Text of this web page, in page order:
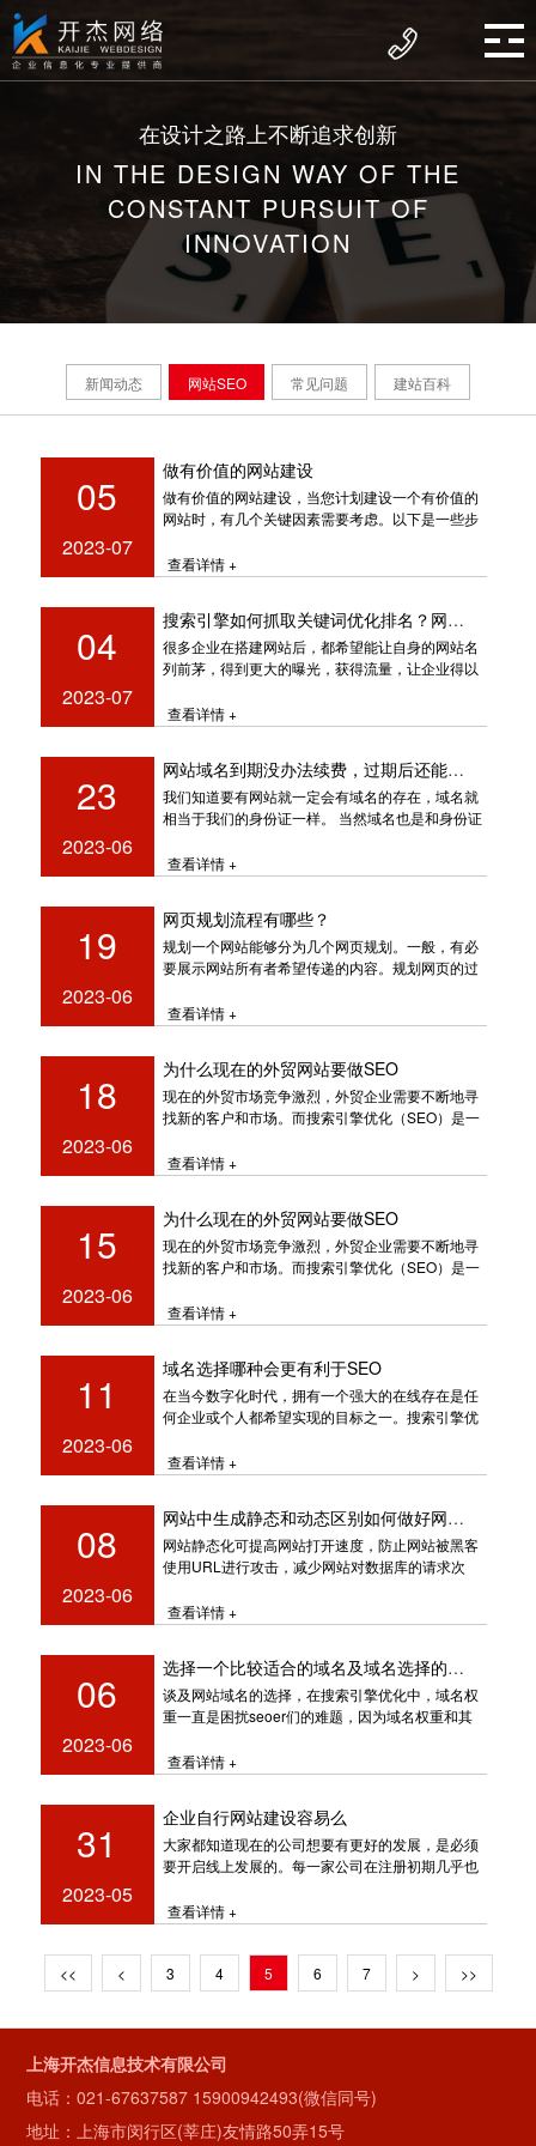
在设计之路上不断追求创新
IN THE DESIGN WAY OF THE
CONSTANT PURSUIT OF
INNOVATION
新闻动态 网站SEO 常见问题 建站百科
05
2023-07
做有价值的网站建设
做有价值的网站建设，当您计划建设一个有价值的
网站时，有几个关键因素需要考虑。以下是一些步
查看详情 +
04
2023-07
搜索引擎如何抓取关键词优化排名？网站如何设置关键词
很多企业在搭建网站后，都希望能让自身的网站名
列前茅，得到更大的曝光，获得流量，让企业得以
查看详情 +
23
2023-06
网站域名到期没办法续费，过期后还能买回来吗
我们知道要有网站就一定会有域名的存在，域名就
相当于我们的身份证一样。 当然域名也是和身份证
查看详情 +
19
2023-06
网页规划流程有哪些？
规划一个网站能够分为几个网页规划。一般，有必
要展示网站所有者希望传递的内容。规划网页的过
查看详情 +
18
2023-06
为什么现在的外贸网站要做SEO
现在的外贸市场竞争激烈，外贸企业需要不断地寻
找新的客户和市场。而搜索引擎优化（SEO）是一
查看详情 +
15
2023-06
为什么现在的外贸网站要做SEO
现在的外贸市场竞争激烈，外贸企业需要不断地寻
找新的客户和市场。而搜索引擎优化（SEO）是一
查看详情 +
11
2023-06
域名选择哪种会更有利于SEO
在当今数字化时代，拥有一个强大的在线存在是任
何企业或个人都希望实现的目标之一。搜索引擎优
查看详情 +
08
2023-06
网站中生成静态和动态区别如何做好网站建设
网站静态化可提高网站打开速度，防止网站被黑客
使用URL进行攻击，减少网站对数据库的请求次
查看详情 +
06
2023-06
选择一个比较适合的域名及域名选择的重要性
谈及网站域名的选择，在搜索引擎优化中，域名权
重一直是困扰seoer们的难题，因为域名权重和其
查看详情 +
31
2023-05
企业自行网站建设容易么
大家都知道现在的公司想要有更好的发展，是必须
要开启线上发展的。每一家公司在注册初期几乎也
查看详情 +
<< < 3 4 5 6 7 > >>
上海开杰信息技术有限公司
电话：021-67637587 15900942493(微信同号)
地址：上海市闵行区(莘庄)友情路50弄15号